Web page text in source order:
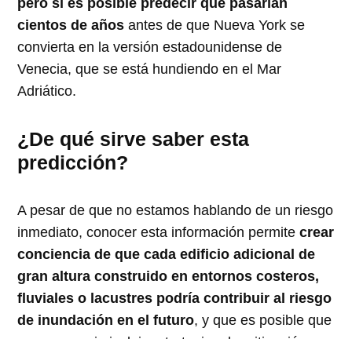
pero sí es posible predecir que pasarían
cientos de años antes de que Nueva York se
convierta en la versión estadounidense de
Venecia, que se está hundiendo en el Mar
Adriático.
¿De qué sirve saber esta
predicción?
A pesar de que no estamos hablando de un riesgo
inmediato, conocer esta información permitecrear
conciencia de que cada edificio adicional de
gran altura construido en entornos costeros,
fluviales o lacustres podría contribuir al riesgo
de inundación en el futuro, y que es posible que